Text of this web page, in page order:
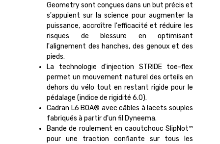
Geometry sont conçues dans un but précis et
s'appuient sur la science pour augmenter la
puissance, accroître l'efficacité et réduire les
risques de blessure en optimisant
l'alignement des hanches, des genoux et des
pieds.
La technologie d'injection STRIDE toe-flex
permet un mouvement naturel des orteils en
dehors du vélo tout en restant rigide pour le
pédalage (indice de rigidité 6.0).
Cadran L6 BOA® avec câbles à lacets souples
fabriqués à partir d'un fil Dyneema.
Bande de roulement en caoutchouc SlipNot™
pour une traction confiante sur tous les